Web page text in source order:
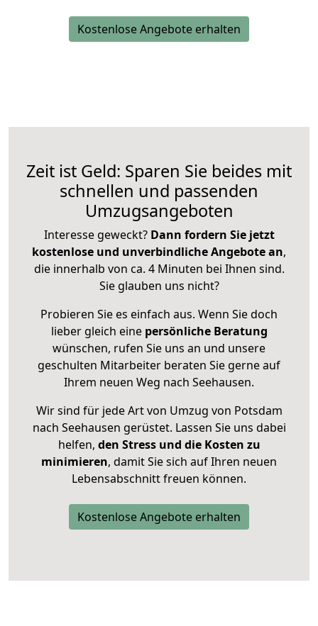
Kostenlose Angebote erhalten
Zeit ist Geld: Sparen Sie beides mit
schnellen und passenden
Umzugsangeboten
Interesse geweckt? Dann fordern Sie jetzt
kostenlose und unverbindliche Angebote an,
die innerhalb von ca. 4 Minuten bei Ihnen sind.
Sie glauben uns nicht?
Probieren Sie es einfach aus. Wenn Sie doch
lieber gleich eine persönliche Beratung
wünschen, rufen Sie uns an und unsere
geschulten Mitarbeiter beraten Sie gerne auf
Ihrem neuen Weg nach Seehausen.
Wir sind für jede Art von Umzug von Potsdam
nach Seehausen gerüstet. Lassen Sie uns dabei
helfen, den Stress und die Kosten zu
minimieren, damit Sie sich auf Ihren neuen
Lebensabschnitt freuen können.
Kostenlose Angebote erhalten